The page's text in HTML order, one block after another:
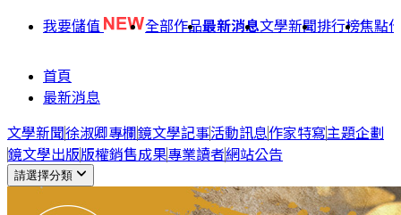
我要儲值 全部作品最新消息文學新聞排行榜焦點
首頁
最新消息
文學新聞徐淑卿專欄鏡文學記事活動訊息作家特寫主題企劃
鏡文學出版版權銷售成果專業讀者網站公告
請選擇分類